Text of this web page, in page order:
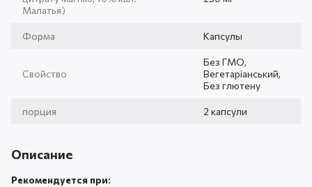
Малатья)
Форма Капсулы
Свойство
Без ГМО,
Вегетаріанський,
Без глютену
порция 2 капсули
Описание
Рекомендуется при: